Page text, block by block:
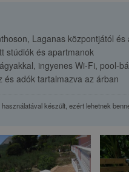
Laganas központjától
stúdiók és apartmanok
ingyenes Wi-Fi, pool-
és adók tartalmazva az árban
készült, ezért lehetnek